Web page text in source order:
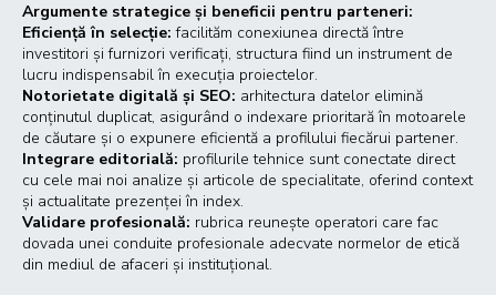
Argumente strategice și beneficii pentru parteneri:
Eficiență în selecție: facilităm conexiunea directă între
investitori și furnizori verificați, structura fiind un instrument de
lucru indispensabil în execuția proiectelor.
Notorietate digitală și SEO: arhitectura datelor elimină
conținutul duplicat, asigurând o indexare prioritară în motoarele
de căutare și o expunere eficientă a profilului fiecărui partener.
Integrare editorială: profilurile tehnice sunt conectate direct
cu cele mai noi analize și articole de specialitate, oferind context
și actualitate prezenței în index.
Validare profesională: rubrica reunește operatori care fac
dovada unei conduite profesionale adecvate normelor de etică
din mediul de afaceri și instituțional.